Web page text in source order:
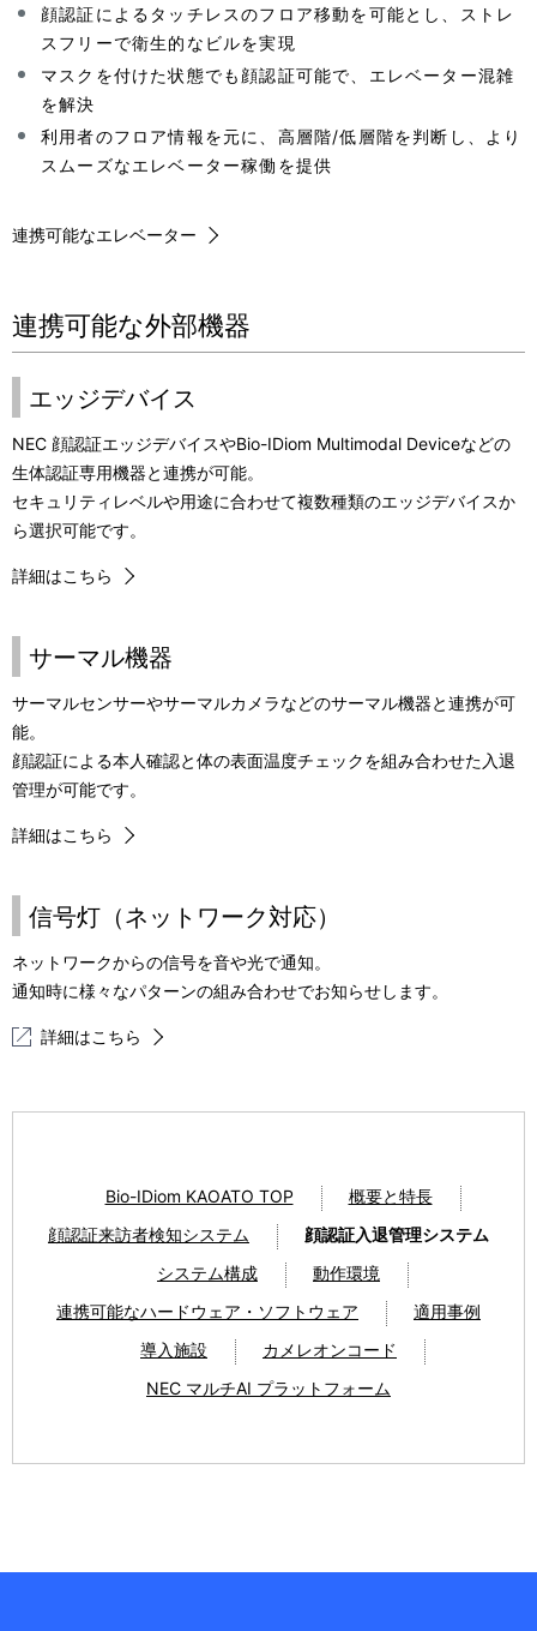
顔認証によるタッチレスのフロア移動を可能とし、ストレ
スフリーで衛生的なビルを実現
マスクを付けた状態でも顔認証可能で、エレベーター混雑
を解決
利用者のフロア情報を元に、高層階/低層階を判断し、より
スムーズなエレベーター稼働を提供
連携可能なエレベーター
連携可能な外部機器
エッジデバイス
NEC 顔認証エッジデバイスやBio-IDiom Multimodal Deviceなどの
生体認証専用機器と連携が可能。
セキュリティレベルや用途に合わせて複数種類のエッジデバイスか
ら選択可能です。
詳細はこちら
サーマル機器
サーマルセンサーやサーマルカメラなどのサーマル機器と連携が可
能。
顔認証による本人確認と体の表面温度チェックを組み合わせた入退
管理が可能です。
詳細はこちら
信号灯（ネットワーク対応）
ネットワークからの信号を音や光で通知。
通知時に様々なパターンの組み合わせでお知らせします。
詳細はこちら
Bio-IDiom KAOATO TOP
概要と特長
顔認証来訪者検知システム
顔認証入退管理システム
システム構成
動作環境
連携可能なハードウェア・ソフトウェア
適用事例
導入施設
カメレオンコード
NEC マルチAI プラットフォーム